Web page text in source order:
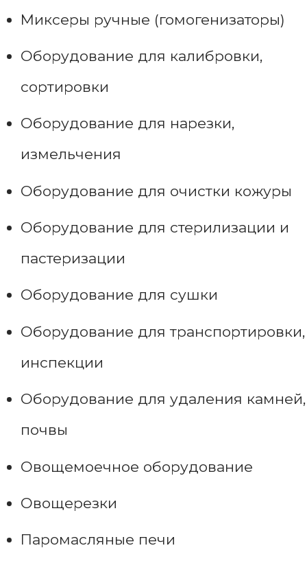
Миксеры ручные (гомогенизаторы)
Оборудование для калибровки,
сортировки
Оборудование для нарезки,
измельчения
Оборудование для очистки кожуры
Оборудование для стерилизации и
пастеризации
Оборудование для сушки
Оборудование для транспортировки,
инспекции
Оборудование для удаления камней,
почвы
Овощемоечное оборудование
Овощерезки
Паромасляные печи